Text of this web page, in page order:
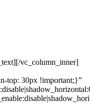
vc_column_inner]
top: 30px !important;}”